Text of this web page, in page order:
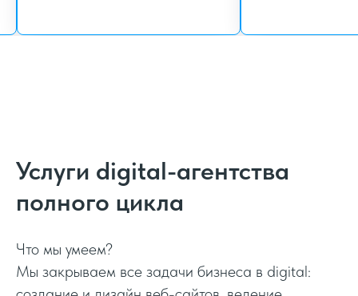
Услуги digital-агентства
полного цикла
Что мы умеем?
Мы закрываем все задачи бизнеса в digital: